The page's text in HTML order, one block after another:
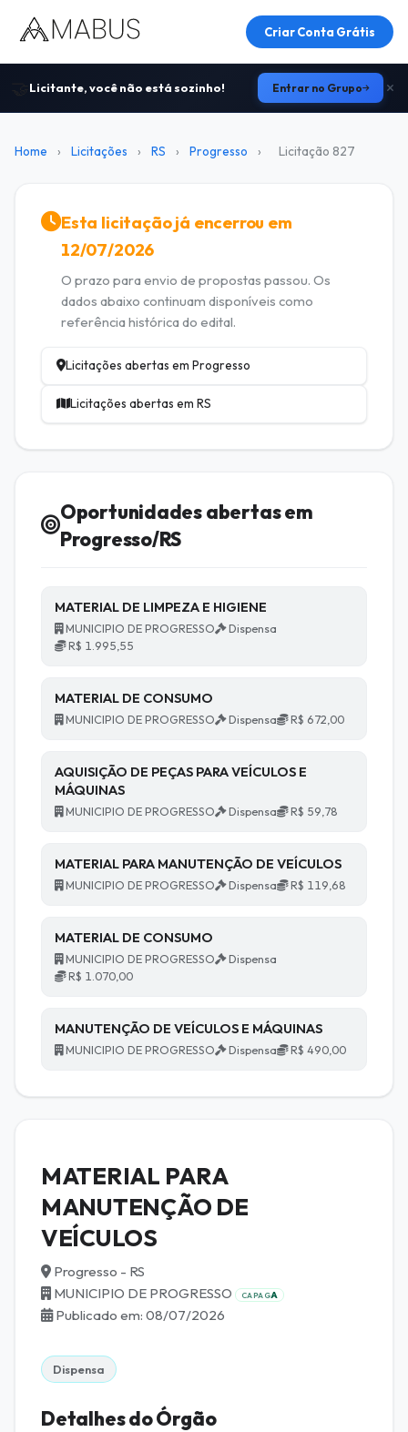
Criar Conta Grátis
Licitante, você não está sozinho! Entrar no Grupo
Home › Licitações › RS › Progresso › Licitação 827
Esta licitação já encerrou em
12/07/2026
O prazo para envio de propostas passou. Os
dados abaixo continuam disponíveis como
referência histórica do edital.
Licitações abertas em Progresso
Licitações abertas em RS
Oportunidades abertas em
Progresso/RS
MATERIAL DE LIMPEZA E HIGIENE
MUNICIPIO DE PROGRESSO
Dispensa
R$ 1.995,55
MATERIAL DE CONSUMO
MUNICIPIO DE PROGRESSO Dispensa R$ 672,00
AQUISIÇÃO DE PEÇAS PARA VEÍCULOS E
MÁQUINAS
MUNICIPIO DE PROGRESSO Dispensa R$ 59,78
MATERIAL PARA MANUTENÇÃO DE VEÍCULOS
MUNICIPIO DE PROGRESSO Dispensa R$ 119,68
MATERIAL DE CONSUMO
MUNICIPIO DE PROGRESSO
Dispensa
R$ 1.070,00
MANUTENÇÃO DE VEÍCULOS E MÁQUINAS
MUNICIPIO DE PROGRESSO Dispensa R$ 490,00
MATERIAL PARA
MANUTENÇÃO DE
VEÍCULOS
Progresso - RS
MUNICIPIO DE PROGRESSO
CAPAGA
Publicado em: 08/07/2026
Dispensa
Detalhes do Órgão